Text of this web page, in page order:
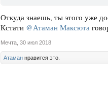
Откуда знаешь, ты этого уже
Кстати @Атаман Максюта
Мечта 30 июл 2018
Атаман нравится это.